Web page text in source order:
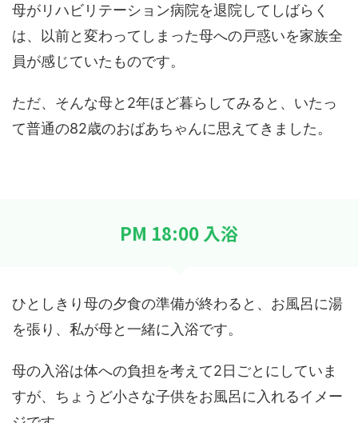
母がリハビリテーション病院を退院してしばらく
は、以前と変わってしまった母への戸惑いを家族全
員が感じていたものです。
ただ、そんな母と2年ほど暮らしてみると、いたっ
て普通の82歳のおばあちゃんに思えてきました。
PM 18:00 入浴
ひとしきり母の夕食の準備が終わると、お風呂に湯
を張り、私が母と一緒に入浴です。
母の入浴は体への負担を考えて2日ごとにしていま
すが、ちょうど小さな子供をお風呂に入れるイメー